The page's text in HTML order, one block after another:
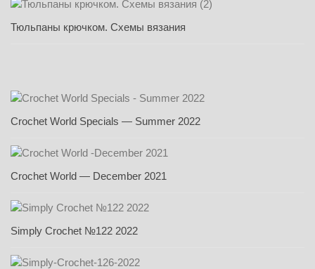
Тюльпаны крючком. Схемы вязания
Crochet World Specials — Summer 2022
Crochet World — December 2021
Simply Crochet №122 2022